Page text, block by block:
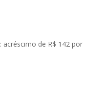
acréscimo de R$ 142 por